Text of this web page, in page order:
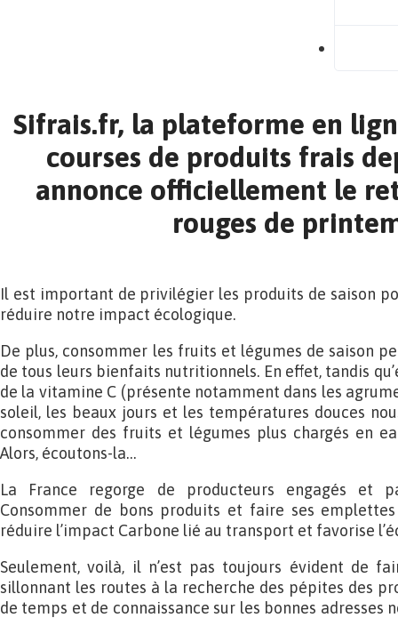
Sifrais.fr, la plateforme en
courses de produits frais
annonce officiellement le
rouges de
Il est important de privilégier les produits de saison
réduire notre impact écologique.
De plus, consommer les fruits et légumes de saison
de tous leurs bienfaits nutritionnels. En effet, tandis
de la vitamine C (présente notamment dans les
soleil, les beaux jours et les températures douces
consommer des fruits et légumes plus chargés en
Alors, écoutons-la…
La France regorge de producteurs engagés et
Consommer de bons produits et faire ses
réduire l’impact Carbone lié au transport et favorise
Seulement, voilà, il n’est pas toujours évident de
sillonnant les routes à la recherche des pépites des
de temps et de connaissance sur les bonnes adresses